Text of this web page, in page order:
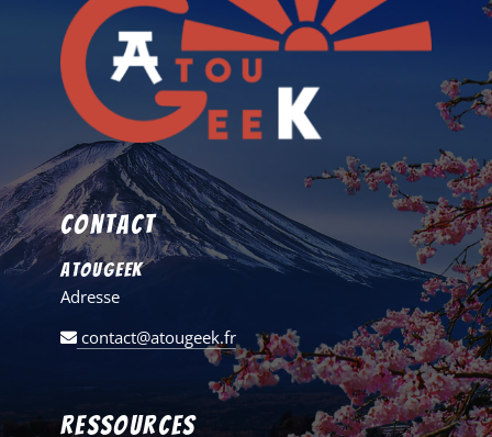
Contact
AtouGeek
Adresse
contact@atougeek.fr
Ressources